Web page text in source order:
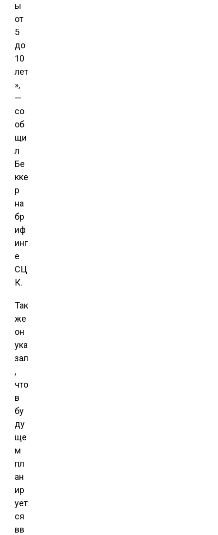
ы
от
5
до
10
лет
»,
—
со
об
щи
л
Бе
кке
р
на
бр
иф
инг
е
СЦ
К.
Так
же
он
ука
зал
,
что
в
бу
ду
ще
м
пл
ан
ир
ует
ся
вв